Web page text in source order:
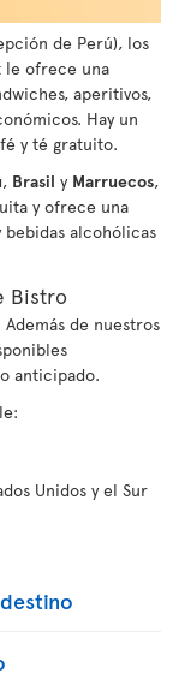
de Perú), los
le ofrece una
aperitivos,
Hay un
y té gratuito.
, Brasil y Marruecos,
y ofrece una
alcohólicas
Bistro
de nuestros
anticipado.
Unidos y el Sur